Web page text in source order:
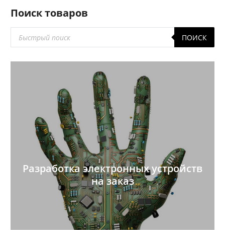
Поиск товаров
товаров
ПОИСК
Разработка электронных устройств
на заказ